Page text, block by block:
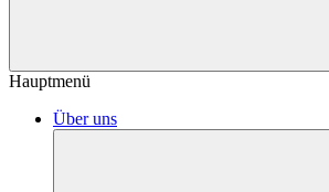
Hauptmenü
Über uns